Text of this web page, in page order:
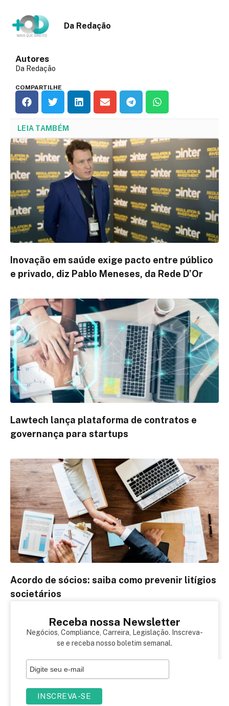
Da Redação
Autores
Da Redação
COMPARTILHE
LEIA TAMBÉM
Inovação em saúde exige pacto entre público
e privado, diz Pablo Meneses, da Rede D’Or
Lawtech lança plataforma de contratos e
governança para startups
Acordo de sócios: saiba como prevenir litígios
societários
Receba nossa Newsletter
Negócios, Compliance, Carreira, Legislação. Inscreva-
se e receba nosso boletim semanal.